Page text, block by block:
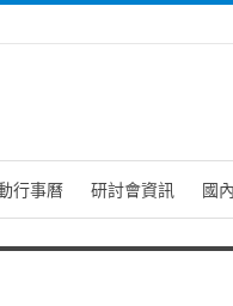
行事曆 研討會資訊 國